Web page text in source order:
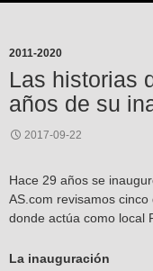
2011-2020
Las historias
años de su
2017-09-22
Hace 29 años se
AS.com revisamos
donde actúa como local
La inauguración